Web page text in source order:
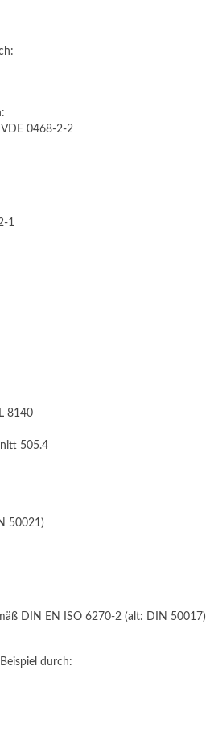
0468-2-2
1
8140
505.4
50021)
DIN EN ISO 6270-2 (alt: DIN 50017)
durch: